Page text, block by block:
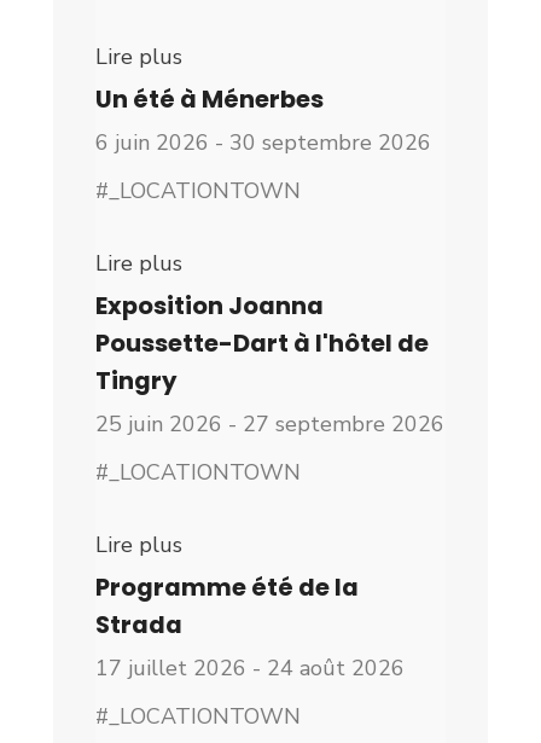
Lire plus
Un été à Ménerbes
6 juin 2026 - 30 septembre 2026
#_LOCATIONTOWN
Lire plus
Exposition Joanna
Poussette-Dart à l'hôtel de
Tingry
25 juin 2026 - 27 septembre 2026
#_LOCATIONTOWN
Lire plus
Programme été de la
Strada
17 juillet 2026 - 24 août 2026
#_LOCATIONTOWN